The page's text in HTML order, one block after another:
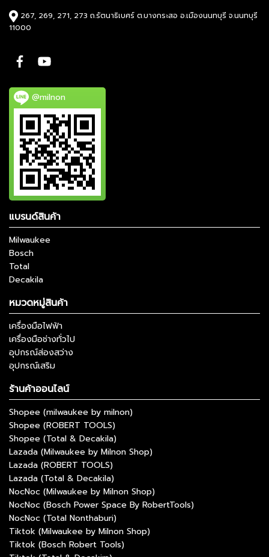
267, 269, 271, 273 ถ.รัตนาธิเบศร์ ต.บางกระสอ อ.เมืองนนทบุรี จ.นนทบุรี
11000
@milnon
แบรนด์สินค้า
Milwaukee
Bosch
Total
Decakila
หมวดหมู่สินค้า
เครื่องมือไฟฟ้า
เครื่องมือช่างทั่วไป
อุปกรณ์ส่องสว่าง
อุปกรณ์เสริม
ร้านค้าออนไลน์
Shopee (milwaukee by milnon)
Shopee (ROBERT TOOLS)
Shopee (Total & Decakila)
Lazada (Milwaukee by Milnon Shop)
Lazada (ROBERT TOOLS)
Lazada (Total & Decakila)
NocNoc (Milwaukee by Milnon Shop)
NocNoc (Bosch Power Space By RobertTools)
NocNoc (Total Nonthaburi)
Tiktok (Milwaukee by Milnon Shop)
Tiktok (Bosch Robert Tools)